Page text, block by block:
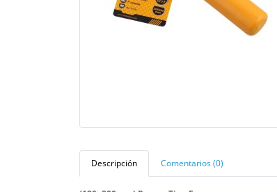
Descripción Comentarios (0)